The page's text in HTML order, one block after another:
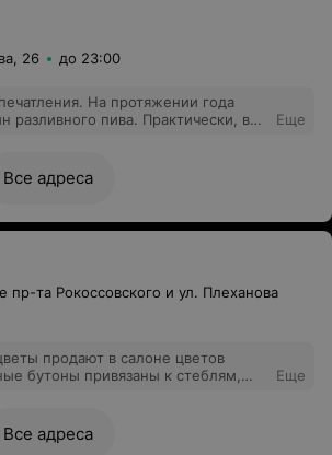
уже время мз сельпо сделать
26 до 23:00
На протяжении года
разливного пива. Практически, всё
что живу там, неподалеку, более
и продавать
Никому не советую!
Еще
Все адреса
пр-та Рокоссовского и ул. Плеханова
продают в салоне цветов
бутоны привязаны к стеблям,
все это сшито скрепками. Из
целой, у остальных поломаны
уже через день.
Еще
Все адреса